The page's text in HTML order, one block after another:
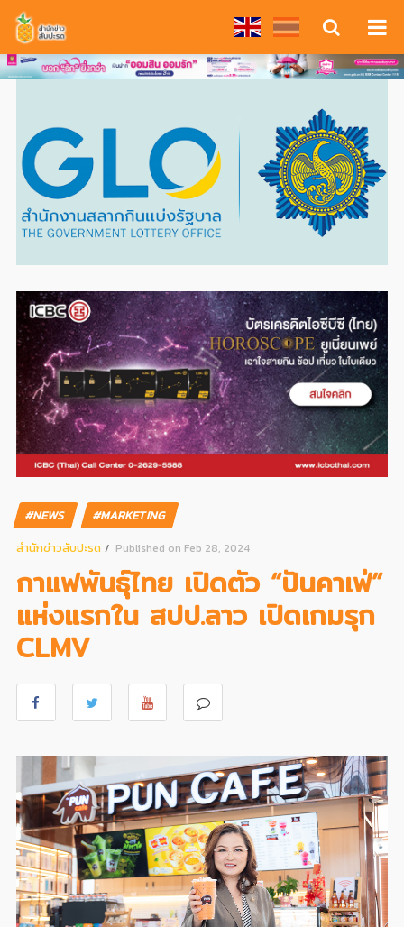
#NEWS
#MARKETING
สํานักข่าวสับปะรด
Published on Feb 28, 2024
กาแฟพันธุ์ไทย เปิดตัว “ปันคาเฟ่”
แห่งแรกใน สปป.ลาว เปิดเกมรุก
CLMV